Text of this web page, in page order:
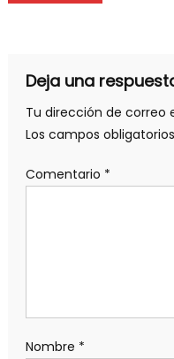
Deja una
Tu dirección de correo
Los campos
Comentario *
Nombre *